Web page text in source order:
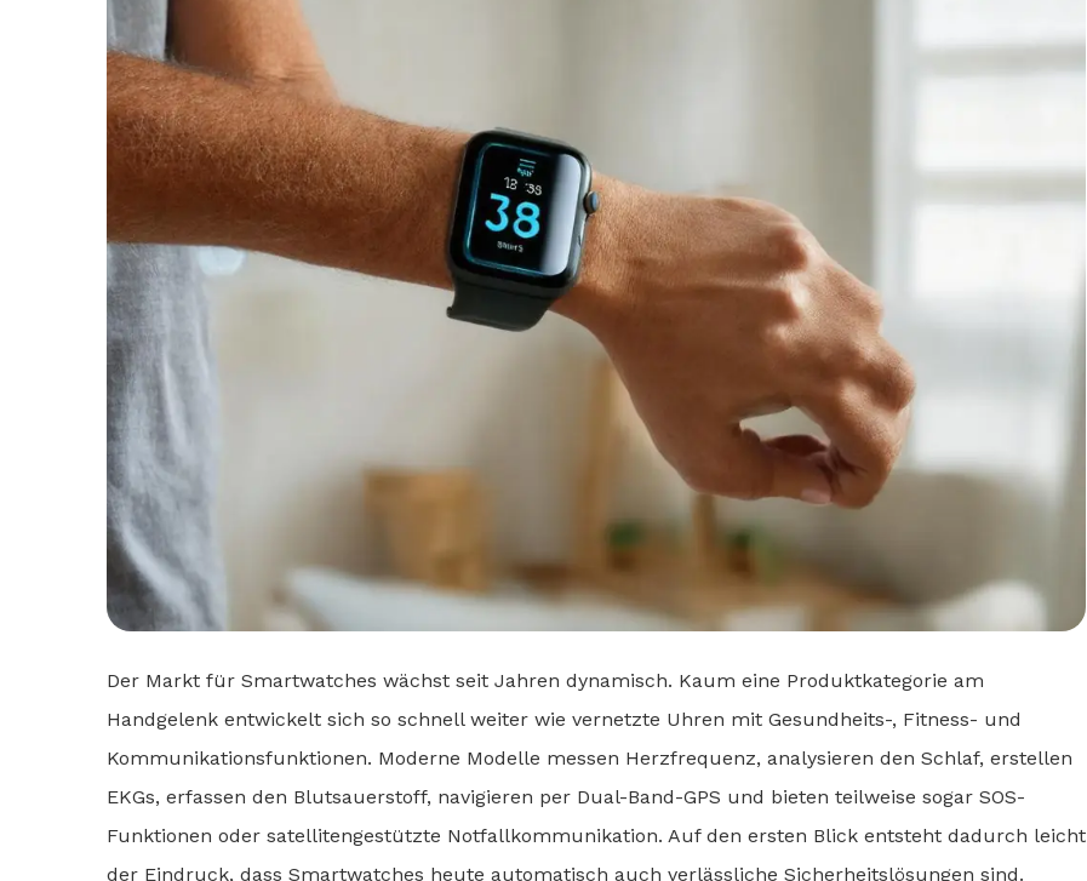
Der Markt für Smartwatches wächst seit Jahren dynamisch. Kaum eine Produktkategorie am
Handgelenk entwickelt sich so schnell weiter wie vernetzte Uhren mit Gesundheits-, Fitness- und
Kommunikationsfunktionen. Moderne Modelle messen Herzfrequenz, analysieren den Schlaf, erstellen
EKGs, erfassen den Blutsauerstoff, navigieren per Dual-Band-GPS und bieten teilweise sogar SOS-
Funktionen oder satellitengestützte Notfallkommunikation. Auf den ersten Blick entsteht dadurch leicht
der Eindruck, dass Smartwatches heute automatisch auch verlässliche Sicherheitslösungen sind.